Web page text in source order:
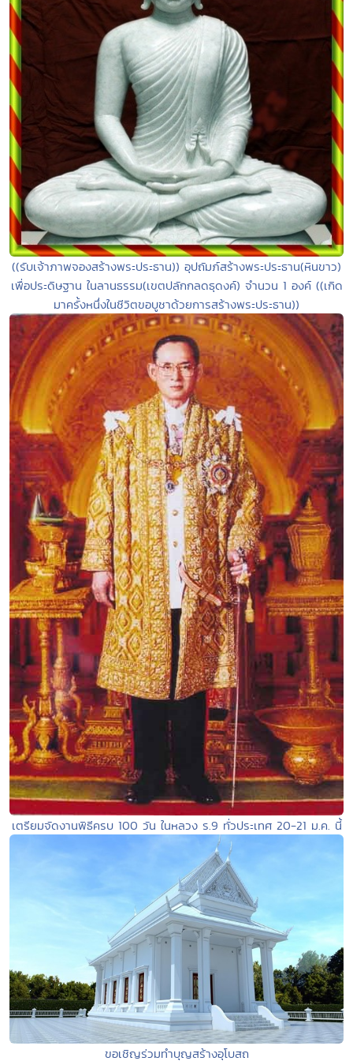
((รับเจ้าภาพจองสร้างพระประธาน)) อุปถัมภ์สร้างพระประธาน(หินขาว)
เพื่อประดิษฐาน ในลานธรรม(เขตปลักกลดธุดงค์) จำนวน 1 องค์ ((เกิด
มาครั้งหนึ่งในชีวิตขอบูชาด้วยการสร้างพระประธาน))
เตรียมจัดงานพิธีครบ 100 วัน ในหลวง ร.9 ทั่วประเทศ 20-21 ม.ค. นี้
ขอเชิญร่วมทำบุญสร้างอุโบสถ